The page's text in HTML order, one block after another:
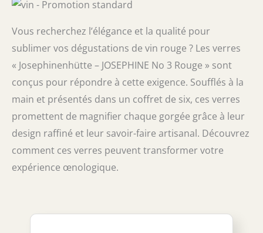
Vous recherchez l’élégance et la qualité pour
sublimer vos dégustations de vin rouge ? Les verres
« Josephinenhütte – JOSEPHINE No 3 Rouge » sont
conçus pour répondre à cette exigence. Soufflés à la
main et présentés dans un coffret de six, ces verres
promettent de magnifier chaque gorgée grâce à leur
design raffiné et leur savoir-faire artisanal. Découvrez
comment ces verres peuvent transformer votre
expérience œnologique.